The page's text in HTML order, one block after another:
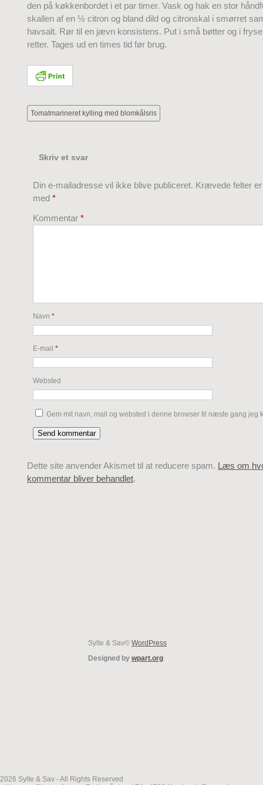
den på køkkenbordet i et par timer. Vask og hak en stor
skallen af en ½ citron og bland dild og citronskal i smørret
havsalt. Rør til en jævn konsistens. Put i små bøtter og i
retter. Tages ud en times tid før brug.
Tomatmarineret kylling med blomkålsris
Skriv et svar
Din e-mailadresse vil ikke blive publiceret. Krævede felter
med *
Kommentar *
Navn *
E-mail *
Websted
Gem mit navn, mail og websted i denne browser til næste gang jeg
Dette site anvender Akismet til at reducere spam. Læs om
kommentar bliver behandlet.
Sylte & Sav© WordPress
Designed by wpart.org
2026 Sylte & Sav - All Rights Reserved